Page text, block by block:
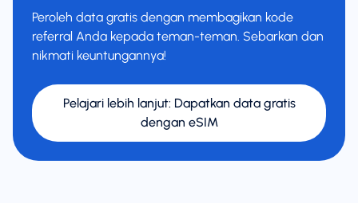
Peroleh data gratis dengan membagikan kode
referral Anda kepada teman-teman. Sebarkan dan
nikmati keuntungannya!
Pelajari lebih lanjut: Dapatkan data gratis
dengan eSIM